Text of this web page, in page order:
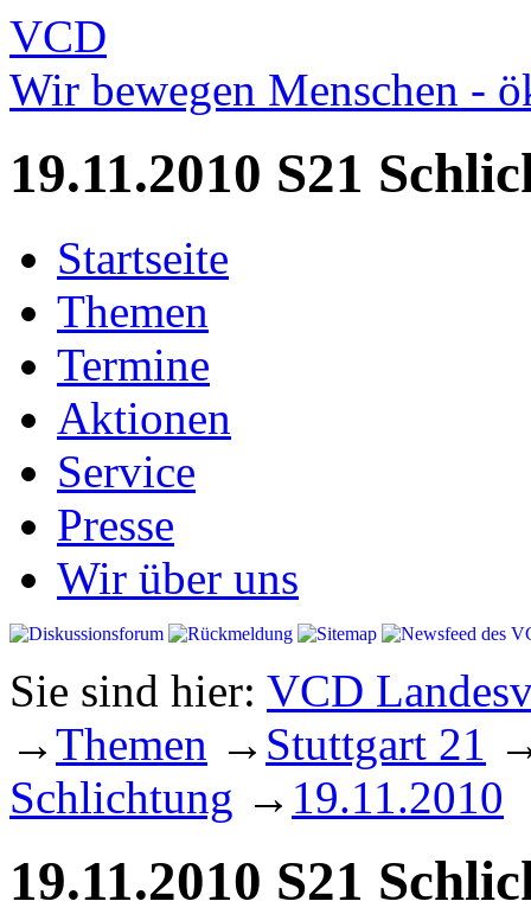
VCD
Wir bewegen Menschen -
19.11.2010 S21
Startseite
Themen
Termine
Aktionen
Service
Presse
Wir über uns
Sie sind hier: VCD
→Themen → Stuttgart 21
Schlichtung → 19.11.2010
19.11.2010 S21